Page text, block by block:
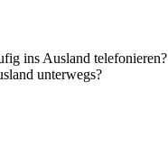
ins Ausland telefonieren?
unterwegs?